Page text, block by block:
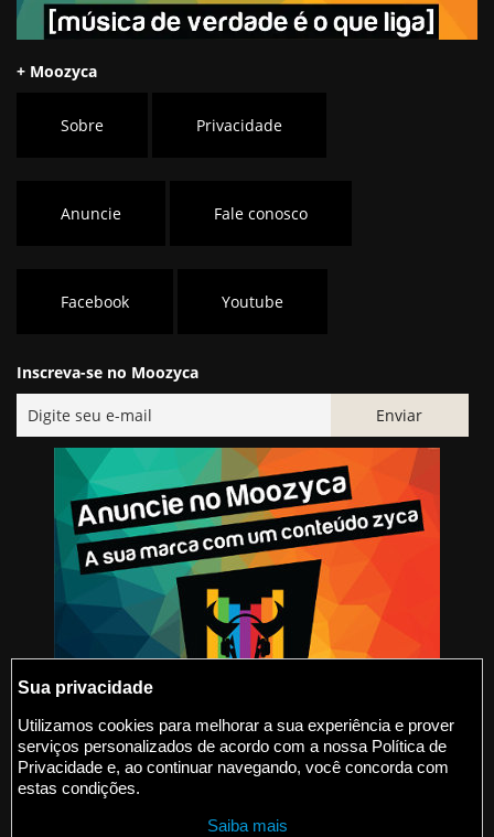
+ Moozyca
Sobre Privacidade
Anuncie Fale conosco
Facebook Youtube
Inscreva-se no Moozyca
@2015-2026 Moozyca
Sua privacidade
Utilizamos cookies para melhorar a sua experiência e prover
serviços personalizados de acordo com a nossa Política de
Privacidade e, ao continuar navegando, você concorda com
estas condições.
Saiba mais